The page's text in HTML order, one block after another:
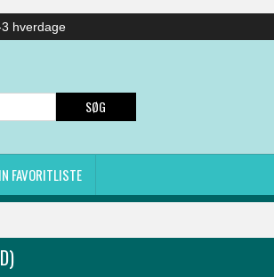
hverdage
FAVORITLISTE
SØG